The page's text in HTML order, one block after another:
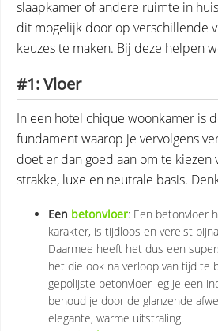
slaapkamer of andere ruimte in
dit mogelijk door op verschillende
keuzes te maken. Bij deze helpen
#1: Vloer
In een hotel chique woonkamer is
fundament waarop je vervolgens
doet er dan goed aan om te kiezen
strakke, luxe en neutrale basis.
Een betonvloer: Een betonvloer
karakter, is tijdloos en vereist
Daarmee heeft het dus een
het die ook na verloop van tijd te
gepolijste betonvloer leg je een
behoud je door de glanzende
elegante, warme uitstraling.